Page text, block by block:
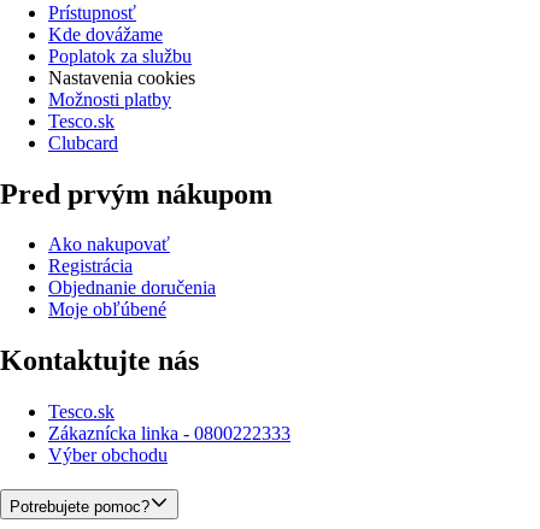
Prístupnosť
Kde dovážame
Poplatok za službu
Nastavenia cookies
Možnosti platby
Tesco.sk
Clubcard
Pred prvým nákupom
Ako nakupovať
Registrácia
Objednanie doručenia
Moje obľúbené
Kontaktujte nás
Tesco.sk
Zákaznícka linka - 0800222333
Výber obchodu
Potrebujete pomoc?